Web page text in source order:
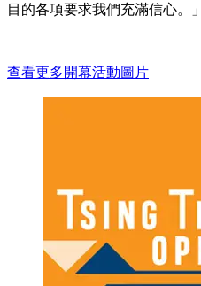
目的各項要求我們充滿信心。」
查看更多開幕活動圖片